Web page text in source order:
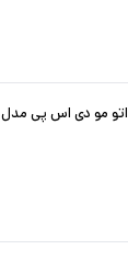
اتو مو دی اس پی مدل 10029